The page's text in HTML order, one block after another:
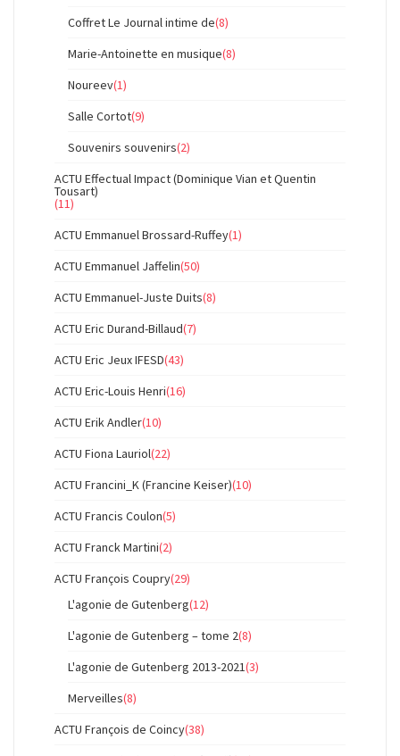
Coffret Le Journal intime de(8)
Marie-Antoinette en musique(8)
Noureev(1)
Salle Cortot(9)
Souvenirs souvenirs(2)
ACTU Effectual Impact (Dominique Vian et Quentin
Tousart)
(11)
ACTU Emmanuel Brossard-Ruffey(1)
ACTU Emmanuel Jaffelin(50)
ACTU Emmanuel-Juste Duits(8)
ACTU Eric Durand-Billaud(7)
ACTU Eric Jeux IFESD(43)
ACTU Eric-Louis Henri(16)
ACTU Erik Andler(10)
ACTU Fiona Lauriol(22)
ACTU Francini_K (Francine Keiser)(10)
ACTU Francis Coulon(5)
ACTU Franck Martini(2)
ACTU François Coupry(29)
L'agonie de Gutenberg(12)
L'agonie de Gutenberg – tome 2(8)
L'agonie de Gutenberg 2013-2021(3)
Merveilles(8)
ACTU François de Coincy(38)